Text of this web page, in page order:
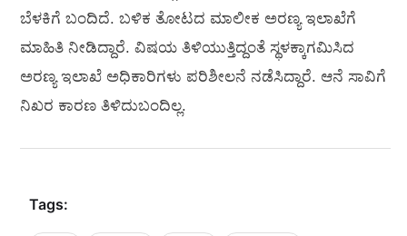
ಬೆಳಕಿಗೆ ಬಂದಿದೆ. ಬಳಿಕ ತೋಟದ ಮಾಲೀಕ ಅರಣ್ಯ ಇಲಾಖೆಗೆ
ಮಾಹಿತಿ ನೀಡಿದ್ದಾರೆ. ವಿಷಯ ತಿಳಿಯುತ್ತಿದ್ದಂತೆ ಸ್ಥಳಕ್ಕಾಗಮಿಸಿದ
ಅರಣ್ಯ ಇಲಾಖೆ ಅಧಿಕಾರಿಗಳು ಪರಿಶೀಲನೆ ನಡೆಸಿದ್ದಾರೆ. ಆನೆ ಸಾವಿಗೆ
ನಿಖರ ಕಾರಣ ತಿಳಿದುಬಂದಿಲ್ಲ.
Tags: